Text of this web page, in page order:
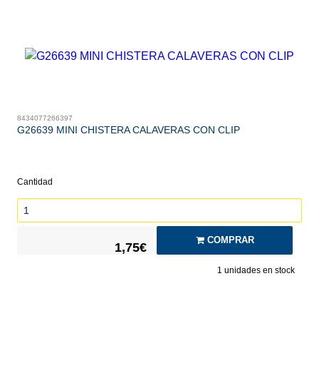
8434077266397
G26639 MINI CHISTERA CALAVERAS CON CLIP
Cantidad
1,75€
COMPRAR
1 unidades en stock